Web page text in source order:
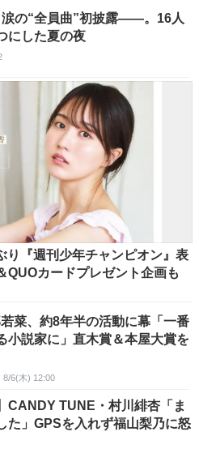
涙の“全員曲”初披露――。16人
にした夏の夜
り『週刊少年チャンピオン』表
カードプレゼント企画も
菜、約8年半の活動に幕「一番
小説家に」直木賞＆本屋大賞を
8/6(木) 12:00
CANDY TUNE・村川緋杏「ま
た」GPSを入れず福山梨乃に怒